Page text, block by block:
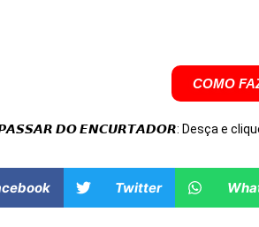
COMO
𝘿𝙊 𝙀𝙉𝘾𝙐𝙍𝙏𝘼𝘿𝙊𝙍: Desça e clique
Twitter